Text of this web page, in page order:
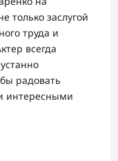
только заслугой
труда и
всегда
радовать
интересными